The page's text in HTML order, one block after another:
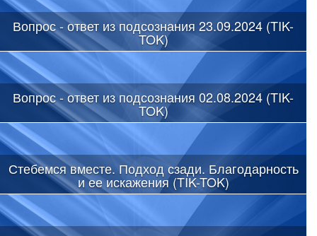
Вопрос - ответ из подсознания 23.09.2024 (TIK-
TOK)
Вопрос - ответ из подсознания 02.08.2024 (TIK-
TOK)
Стебемся вместе. Подход сзади. Благодарность
и ее искажения (TIK-TOK)